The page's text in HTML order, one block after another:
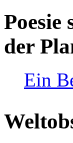
der
Ein